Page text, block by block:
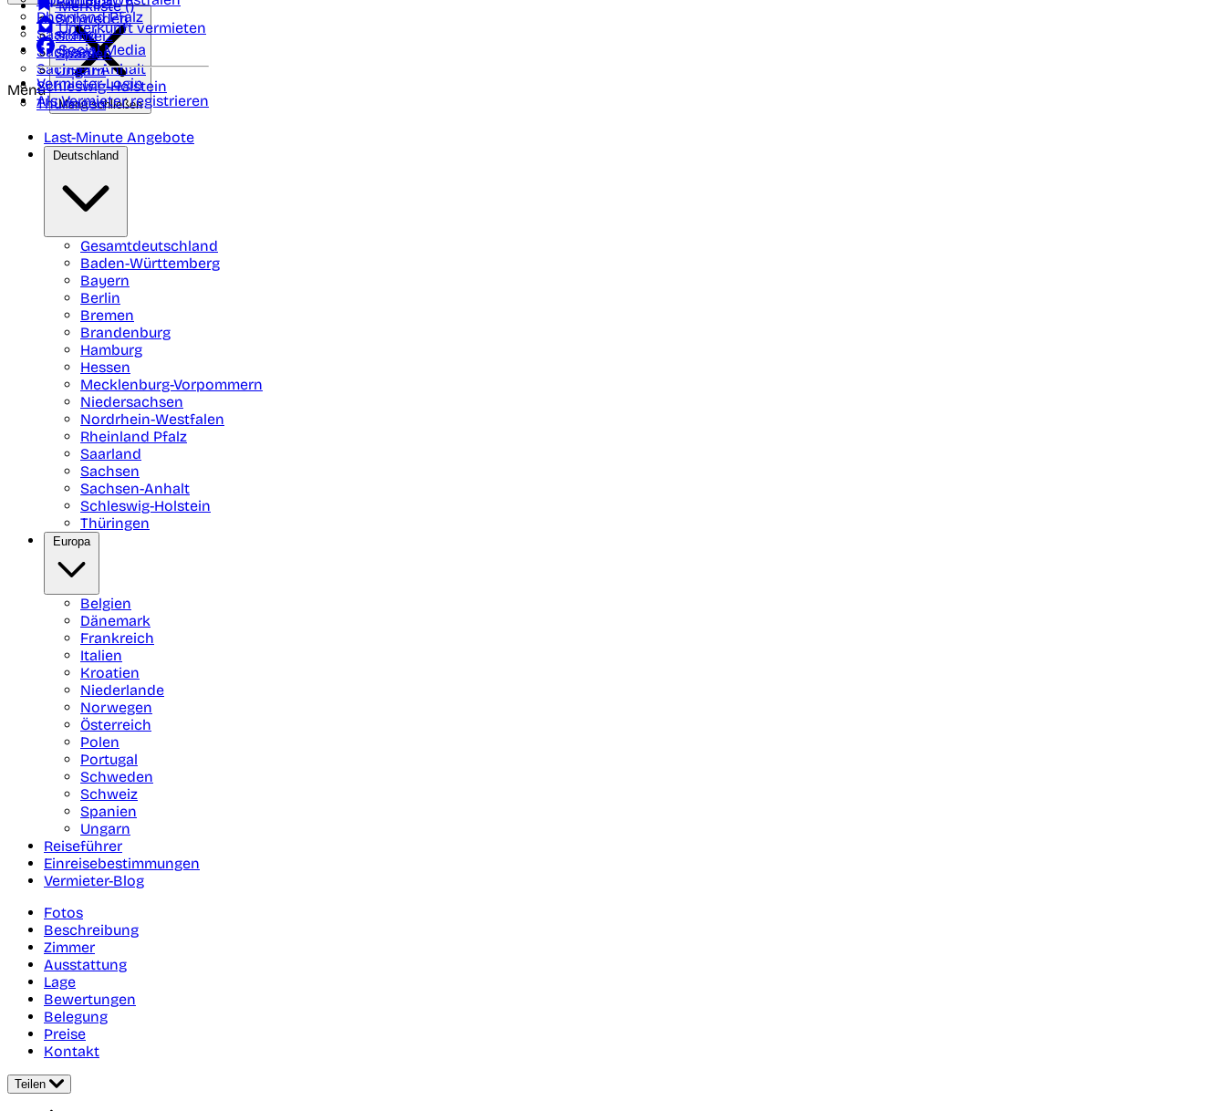
Rheinland Pfalz
Saarland
Sachsen
Sachsen-Anhalt
Schleswig-Holstein
Thüringen
Schweden
Schweiz
Spanien
Ungarn
Merkliste ()
Unterkunft vermieten
Social Media
Vermieter-Login
Als Vermieter registrieren
Menü
Menü schließen
Last-Minute Angebote
Deutschland
Gesamtdeutschland
Baden-Württemberg
Bayern
Berlin
Bremen
Brandenburg
Hamburg
Hessen
Mecklenburg-Vorpommern
Niedersachsen
Nordrhein-Westfalen
Rheinland Pfalz
Saarland
Sachsen
Sachsen-Anhalt
Schleswig-Holstein
Thüringen
Europa
Belgien
Dänemark
Frankreich
Italien
Kroatien
Niederlande
Norwegen
Österreich
Polen
Portugal
Schweden
Schweiz
Spanien
Ungarn
Reiseführer
Einreisebestimmungen
Vermieter-Blog
Fotos
Beschreibung
Zimmer
Ausstattung
Lage
Bewertungen
Belegung
Preise
Kontakt
Teilen